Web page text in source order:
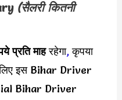
(सैलरी कितनी
प्रति माहरहेगा,कृपया
लिए इस Bihar Driver
Bihar Driver